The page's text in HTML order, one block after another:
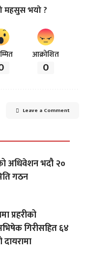
महसुस भयो ?
आक्रोशित
0
Leave a Comment
अधिवेशन भदौ २०
गठन
प्रहरीको
गिरीसहित ६४